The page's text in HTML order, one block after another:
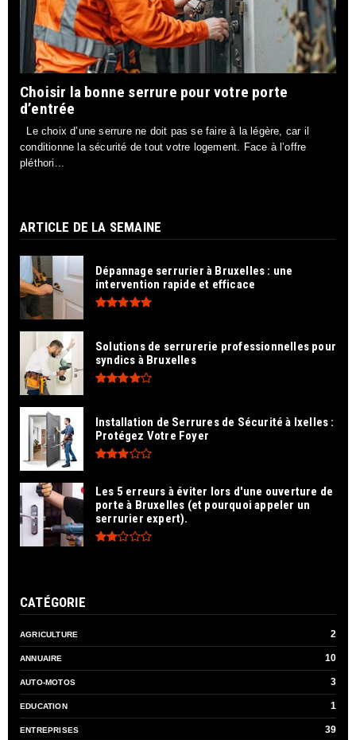
Choisir la bonne serrure pour votre porte
d’entrée
Le choix d’une serrure ne doit pas se faire à la légère, car il
conditionne la sécurité de tout votre logement. Face à l’offre
pléthori...
ARTICLE DE LA SEMAINE
Dépannage serrurier à Bruxelles : une
intervention rapide et efficace
Solutions de serrurerie professionnelles pour
syndics à Bruxelles
Installation de Serrures de Sécurité à Ixelles :
Protégez Votre Foyer
Les 5 erreurs à éviter lors d'une ouverture de
porte à Bruxelles (et pourquoi appeler un
serrurier expert).
CATÉGORIE
AGRICULTURE 2
ANNUAIRE 10
AUTO-MOTOS 3
EDUCATION 1
ENTREPRISES 39